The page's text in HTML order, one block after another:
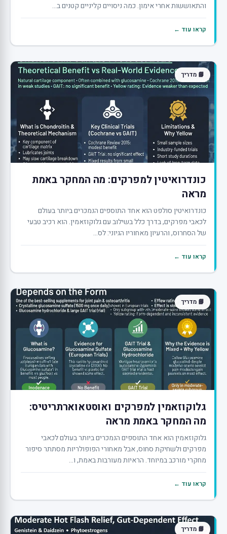
והתאוששות אחרי אימון. כמה ניסויים קליניים קטנים ב...
קראו עוד ←
📘 מדריך
כונדרואיטין למפרקים: מה המחקר באמת
מראה
כונדרואיטין סולפט הוא אחד התוספים הנמכרים ביותר בעולם
לכאבי מפרקים, בדרך כלל בשילוב עם גלוקוזאמין. הוא רכיב טבעי
של הסחרוס, והרעיון מאחוריו הגיוני: לס...
קראו עוד ←
📘 מדריך
גלוקוזאמין למפרקים ואוסטאוארתריטיס:
מה המחקר באמת מראה
גלוקוזאמין הוא אחד התוספים הנמכרים ביותר בעולם לכאבי
מפרקים ולשחיקת סחוס, אבל מאחורי הפופולריות מסתתר סיפור
מחקרי מורכב במיוחד. הראיות מעורבות באמת, ו...
קראו עוד ←
📘 מדריך